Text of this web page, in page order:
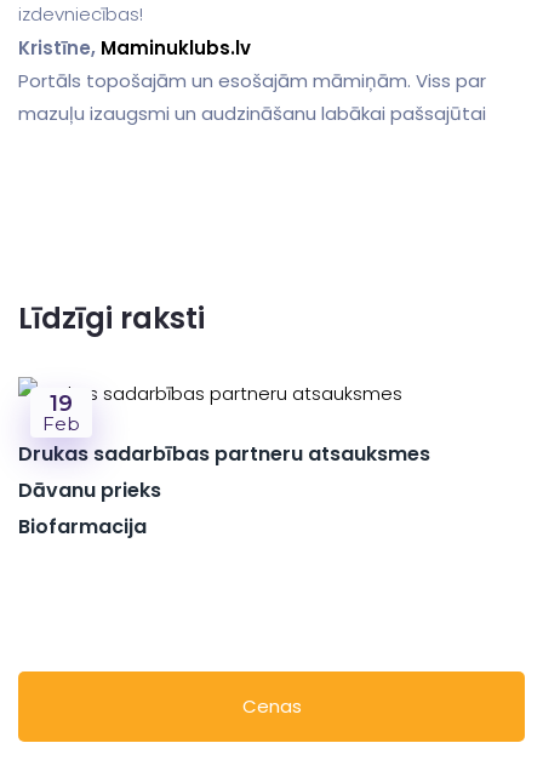
izdevniecības!
Kristīne, Maminuklubs.lv
Portāls topošajām un esošajām māmiņām. Viss par
mazuļu izaugsmi un audzināšanu labākai pašsajūtai
Līdzīgi raksti
19
Feb
Drukas sadarbības partneru atsauksmes
Dāvanu prieks
Biofarmacija
Cenas